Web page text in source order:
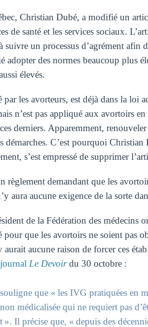
Christian Dubé, a modifié un
de santé et les services sociaux.
un processus d’agrément afin
adopter des normes beaucoup plus
élevés.
les avorteurs, est déjà dans la loi
n’est pas appliqué aux avortoirs
derniers. Apparemment,
démarches. C’est pourquoi
s’est empressé de supprimer
règlement demandant que les
aura aucune exigence de la sorte
de la Fédération des médecins
pour que les avortoirs ne soient pas
aucune raison de forcer ces
Le Devoirdu 30 octobre :
que « les IVG pratiquées en
médicalisée qui ne requiert pas
». Il précise que, « depuis des